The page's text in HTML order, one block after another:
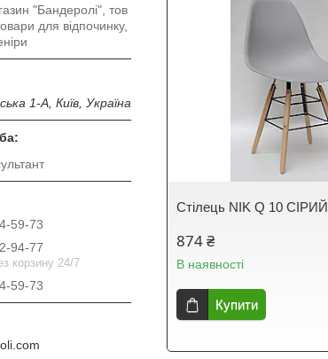
Стілець NIK Q 10 СІРИЙ
874 ₴
В наявності
Купити
"Бандеролі", тов
для відпочинку,
1-А, Київ, Україна
59-73
94-77
корзину 24/7
59-73